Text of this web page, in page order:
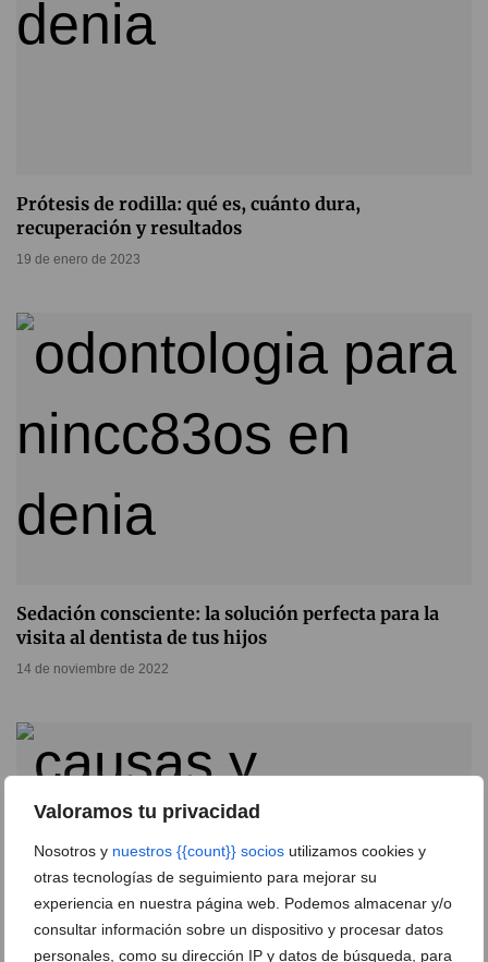
Valoramos tu privacidad
Nosotros y nuestros {{count}} socios utilizamos cookies y
otras tecnologías de seguimiento para mejorar su
experiencia en nuestra página web. Podemos almacenar y/o
consultar información sobre un dispositivo y procesar datos
personales, como su dirección IP y datos de búsqueda, para
Prótesis de rodilla: qué es, cuánto dura,
recuperación y resultados
19 de enero de 2023
Sedación consciente: la solución perfecta para la
visita al dentista de tus hijos
14 de noviembre de 2022